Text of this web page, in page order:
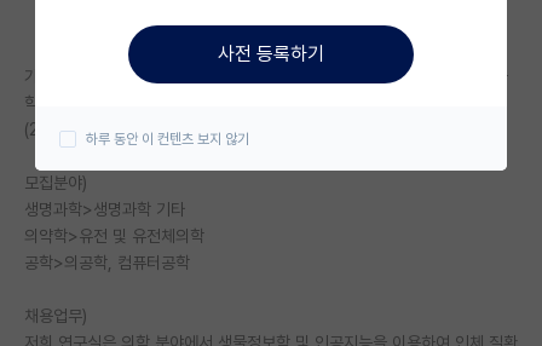
미국 대학원 합격 후기 게시판
대학원생 모집 게시판
연구실(PI) 홍보 게시판
석박사 채용 정보 게시판
임용 정보 게시판
학부 인턴 게시판
가천대 “생물정보학 및 유전체의학 연구실”에서 생물정보학 및 유전체의과
학을 연구할 대학원생(석사/박사과정)을 모집합니다.
(2026년도 1학기)
모집분야)
생명과학>생명과학 기타
의약학>유전 및 유전체의학
공학>의공학, 컴퓨터공학
채용업무)
저희 연구실은 의학 분야에서 생물정보학 및 인공지능을 이용하여 인체 질환
사전 등록하기
하루 동안 이 컨텐츠 보지 않기